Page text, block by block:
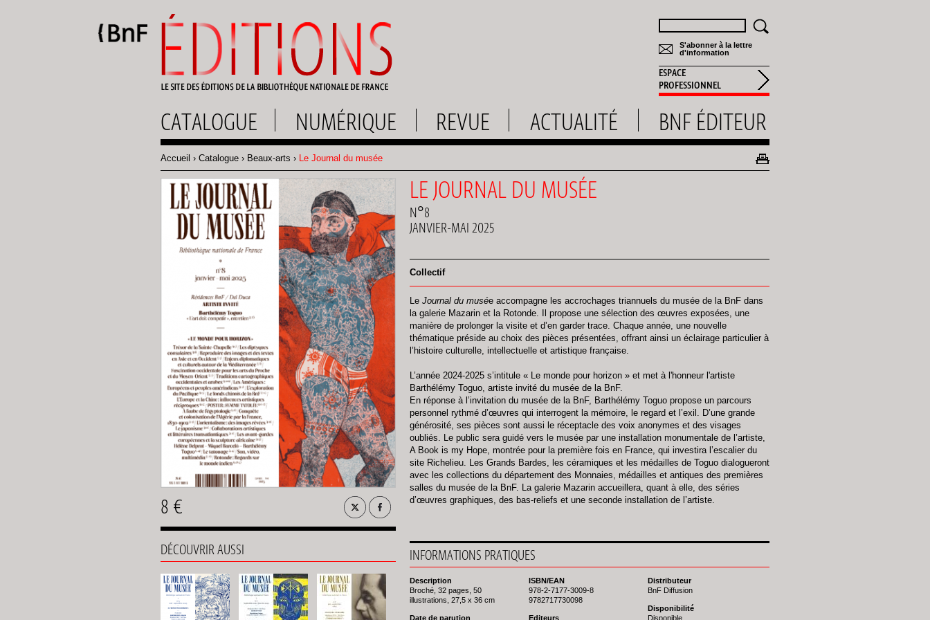
S'abonner à la lettre
d'information
ESPACE
PROFESSIONNEL
CATALOGUE NUMÉRIQUE REVUE ACTUALITÉ BNF ÉDITEUR
Fil
d'Ariane
Accueil Catalogue Beaux-arts Le Journal du musée
8 €
DÉCOUVRIR AUSSI
LE JOURNAL DU MUSÉE
N°8
JANVIER-MAI 2025
Collectif
Le Journal du musée accompagne les accrochages triannuels du musée de la BnF dans
la galerie Mazarin et la Rotonde. Il propose une sélection des œuvres exposées, une
manière de prolonger la visite et d’en garder trace. Chaque année, une nouvelle
thématique préside au choix des pièces présentées, offrant ainsi un éclairage particulier à
l’histoire culturelle, intellectuelle et artistique française.
L’année 2024-2025 s’intitule « Le monde pour horizon » et met à l'honneur l'artiste
Barthélémy Toguo, artiste invité du musée de la BnF.
En réponse à l’invitation du musée de la BnF, Barthélémy Toguo propose un parcours
personnel rythmé d’œuvres qui interrogent la mémoire, le regard et l’exil. D’une grande
générosité, ses pièces sont aussi le réceptacle des voix anonymes et des visages
oubliés. Le public sera guidé vers le musée par une installation monumentale de l’artiste,
A Book is my Hope, montrée pour la première fois en France, qui investira l’escalier du
site Richelieu. Les Grands Bardes, les céramiques et les médailles de Toguo dialogueront
avec les collections du département des Monnaies, médailles et antiques des premières
salles du musée de la BnF. La galerie Mazarin accueillera, quant à elle, des séries
d’œuvres graphiques, des bas-reliefs et une seconde installation de l’artiste.
INFORMATIONS PRATIQUES
Description
Broché, 32 pages, 50
illustrations, 27,5 x 36 cm
Date de parution
ISBN/EAN
978-2-7177-3009-8
9782717730098
Editeurs
Distributeur
BnF Diffusion
Disponibilité
Disponible